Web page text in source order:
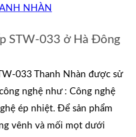
NHÀN
STW-033 ở Hà Đông
033 Thanh Nhàn được sử
nghệ như : Công nghệ
ép nhiệt. Để sản phẩm
vênh và mối mọt dưới